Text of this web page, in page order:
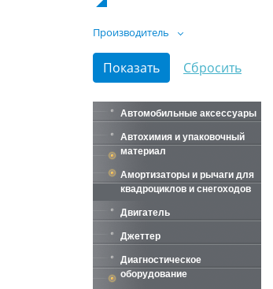
Производитель
Автомобильные аксессуары
Автохимия и упаковочный
материал
Амортизаторы и рычаги для
квадроциклов и снегоходов
Двигатель
Джеттер
Диагностическое
оборудование